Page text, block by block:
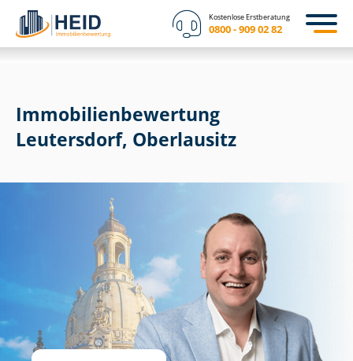
Kostenlose Erstberatung
0800 - 909 02 82
Immobilien­bewertung
Leutersdorf, Oberlausitz